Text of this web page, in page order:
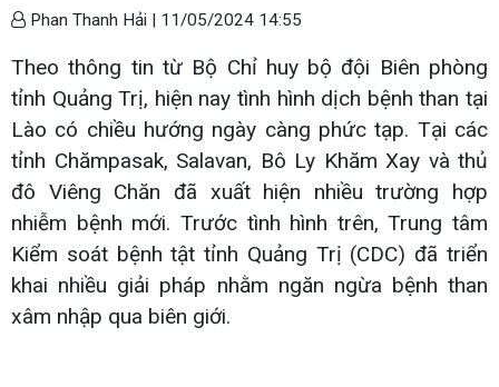
Phan Thanh Hải | 11/05/2024 14:55
Theo thông tin từ Bộ Chỉ huy bộ đội Biên phòng
tỉnh Quảng Trị, hiện nay tình hình dịch bệnh than tại
Lào có chiều hướng ngày càng phức tạp. Tại các
tỉnh Chămpasak, Salavan, Bô Ly Khăm Xay và thủ
đô Viêng Chăn đã xuất hiện nhiều trường hợp
nhiễm bệnh mới. Trước tình hình trên, Trung tâm
Kiểm soát bệnh tật tỉnh Quảng Trị (CDC) đã triển
khai nhiều giải pháp nhằm ngăn ngừa bệnh than
xâm nhập qua biên giới.